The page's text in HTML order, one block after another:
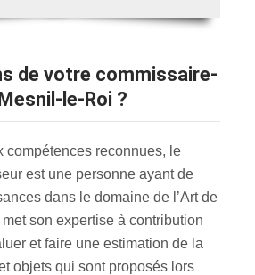
le-Roi ?
compétences reconnues, le
est une personne ayant de
dans le domaine de l’Art de
son expertise à contribution
et faire une estimation de la
objets qui sont proposés lors